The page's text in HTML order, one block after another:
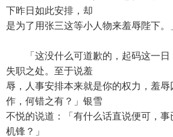
下昨日如此安排，却
是为了用张三这等小人物来羞辱陛下。
「这没什么可道歉的，起码这一日
失职之处。至于说羞
辱，人事安排本来就是你的权力，羞辱
作，何错之有？」银雪
不悦的说道：「有什么话直说便可，事
机锋？」